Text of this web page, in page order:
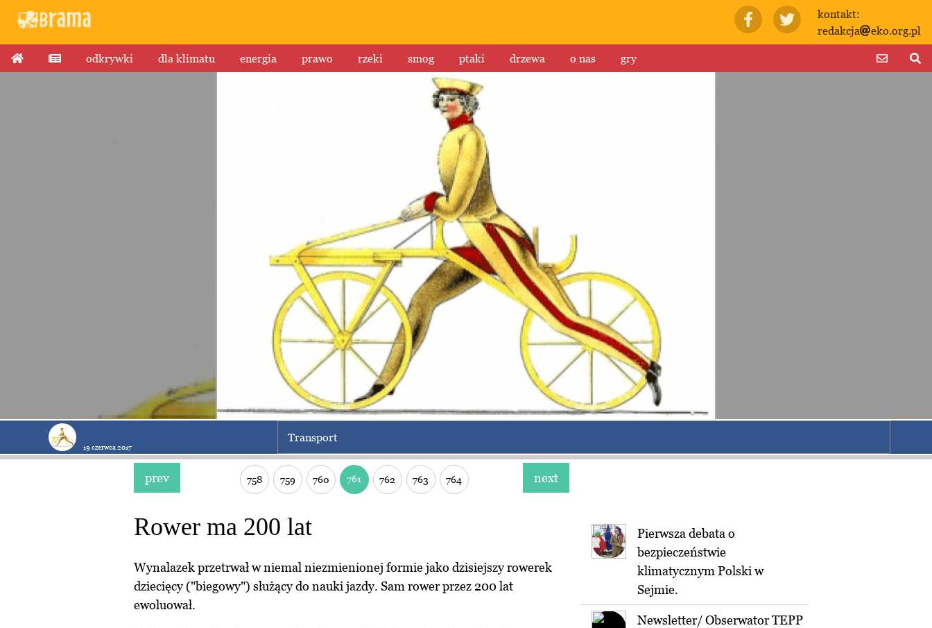
kontakt:
redakcja
eko.org.pl
odkrywki dla klimatu energia prawo rzeki smog ptaki drzewa o nas gry
19 czerwca 2017
Transport
prev 758 759 760 761 762 763 764 next
Rower ma 200 lat
Wynalazek przetrwał w niemal niezmienionej formie jako dzisiejszy rowerek
dziecięcy ("biegowy") służący do nauki jazdy. Sam rower przez 200 lat
ewoluował.
Pierwsza debata o
bezpieczeństwie
klimatycznym Polski w
Sejmie.
Newsletter/ Obserwator TEPP